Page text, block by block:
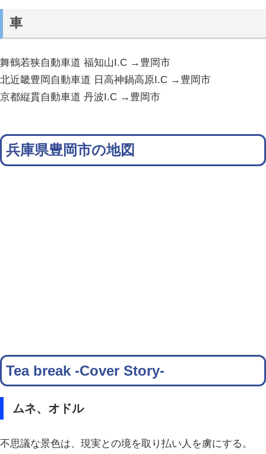
車
舞鶴若狭自動車道 福知山I.C →豊岡市
北近畿豊岡自動車道 日高神鍋高原I.C →豊岡市
京都縦貫自動車道 丹波I.C →豊岡市
兵庫県豊岡市の地図
Tea break -Cover Story-
ムネ、オドル
不思議な景色は、現実との境を取り払い人を虜にする。